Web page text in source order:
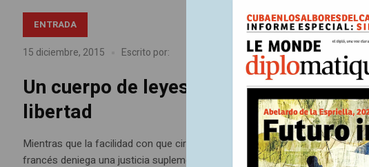
ENTRADA
15 diciembre, 2015 Escrito por: Artículos impresos Nº151
Un cuerpo de leyes peligrosas y
libertad
Mientras que la facilidad con que circulan los yihadistas revela la
francés deniega una justicia suplementaria y extiende el estado de